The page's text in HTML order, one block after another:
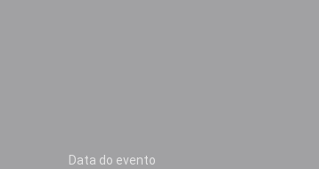
Data do evento